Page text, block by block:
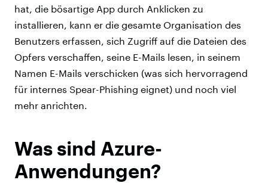
hat, die bösartige App durch Anklicken zu
installieren, kann er die gesamte Organisation des
Benutzers erfassen, sich Zugriff auf die Dateien des
Opfers verschaffen, seine E-Mails lesen, in seinem
Namen E-Mails verschicken (was sich hervorragend
für internes Spear-Phishing eignet) und noch viel
mehr anrichten.
Was sind Azure-
Anwendungen?